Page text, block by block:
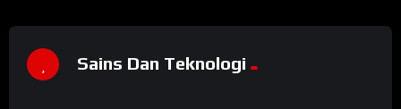
Sains Dan Teknologi